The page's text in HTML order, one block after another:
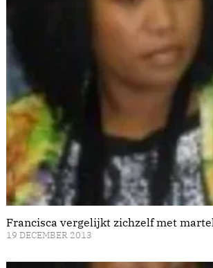
Francisca vergelijkt zichzelf met
19 DECEMBER 2013